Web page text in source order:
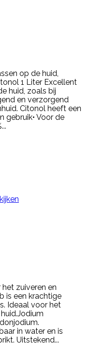
op de huid,
1 Liter Excellent
huid, zoals bij
en verzorgend
Citonol heeft een
gebruik• Voor de
zuiveren en
is een krachtige
Ideaal voor het
in water en is
Uitstekend...